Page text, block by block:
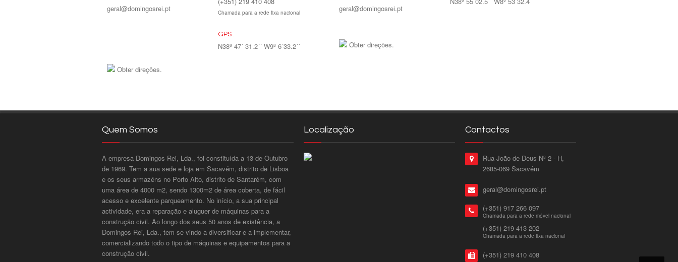
geral@domingosrei.pt Chamada para a rede fixa nacional
GPS :
N38º 47´ 31.2´´ W9º 6´33.2´´
Obter direções.
geral@domingosrei.pt
Obter direções.
Quem Somos
A empresa Domingos Rei, Lda., foi constituída a 13 de Outubro
de 1969. Tem a sua sede e loja em Sacavém, distrito de Lisboa
e os seus armazéns no Porto Alto, distrito de Santarém, com
uma área de 4000 m2, sendo 1300m2 de área coberta, de fácil
acesso e excelente parqueamento. No início, a sua principal
actividade, era a reparação e aluguer de máquinas para a
construção civil. Ao longo dos seus 50 anos de existência, a
Domingos Rei, Lda., tem-se vindo a diversificar e a implementar,
comercializando todo o tipo de máquinas e equipamentos para a
construção civil.
Localização Contactos
Rua João de Deus Nº 2 - H,
2685-069 Sacavém
geral@domingosrei.pt
(+351) 917 266 097
Chamada para a rede móvel nacional
(+351) 219 413 202
Chamada para a rede fixa nacional
(+351) 219 410 408